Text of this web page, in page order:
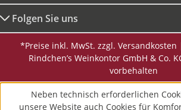
Folgen Sie uns
*Preise inkl. MwSt. zzgl.
Rindchen’s Weinkontor GmbH & Co.
vorbehalten
Neben technisch erforderlichen
unsere Website auch Cookies für